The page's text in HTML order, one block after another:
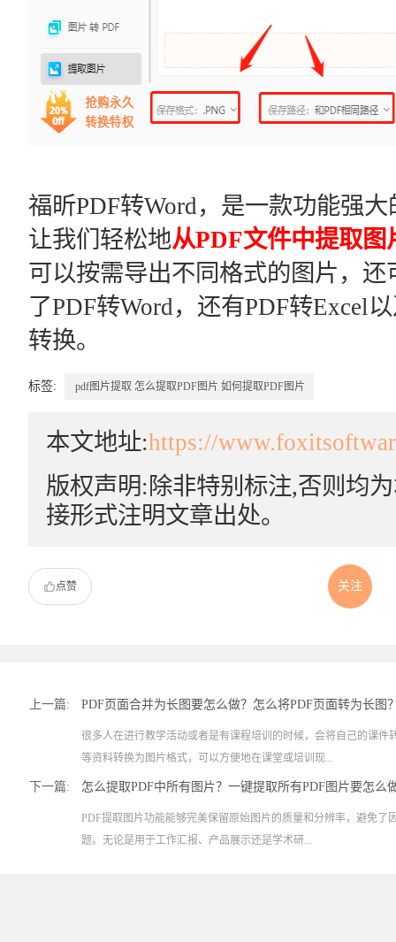
福昕PDF转Word，是一款功能强
让我们轻松地从PDF文件中提取图
可以按需导出不同格式的图片，
了PDF转Word，还有PDF转Excel
转换。
标签: pdf图片提取 怎么提取PDF图片 如何提取PDF图片
本文地址:https://
版权声明:除非特别标注,否则均
接形式注明文章出处。
点赞 关注
上一篇: PDF页面合并为长图要怎么做？怎么将PDF页面转为长图
很多人在进行教学活动或者是有课程培训的时候，会将自己的课件
等资料转换为图片格式，可以方便地在课堂或培训现...
下一篇: 怎么提取PDF中所有图片？一键提取所有PDF图片要怎么
PDF提取图片功能能够完美保留原始图片的质量和分辨率，避免了
题。无论是用于工作汇报、产品展示还是学术研...